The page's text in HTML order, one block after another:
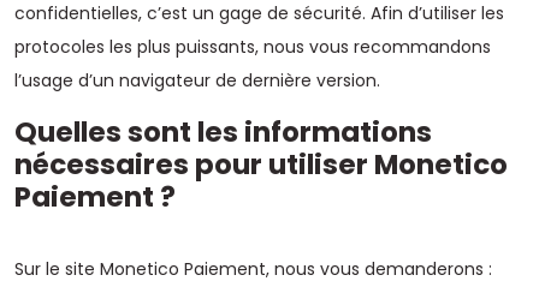
confidentielles, c’est un gage de sécurité. Afin d’utiliser les
protocoles les plus puissants, nous vous recommandons
l’usage d’un navigateur de dernière version.
Quelles sont les informations
nécessaires pour utiliser Monetico
Paiement ?
Sur le site Monetico Paiement, nous vous demanderons :